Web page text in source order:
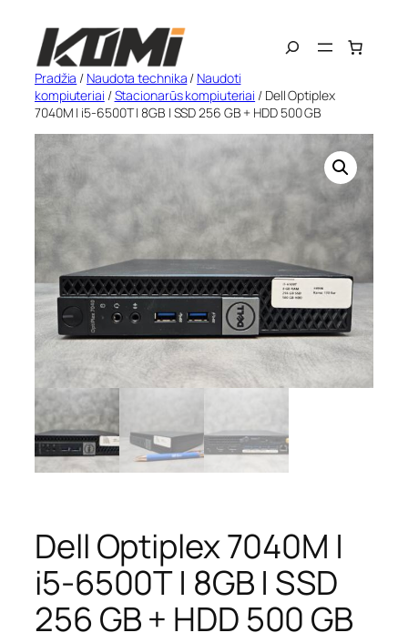
turinio
Search
Pradžia / Naudota technika / Naudoti
kompiuteriai /Stacionarūs kompiuteriai / Dell Optiplex
7040M | i5-6500T | 8GB | SSD 256 GB + HDD 500 GB
Dell Optiplex 7040M |
i5-6500T | 8GB | SSD
256 GB + HDD 500 GB